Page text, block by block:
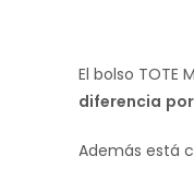
El bolso TOTE
diferencia
Además está